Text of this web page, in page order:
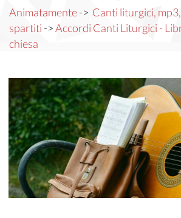
Animatamente-> Canti liturgici,
spartiti ->Accordi Canti Liturgici -
chiesa